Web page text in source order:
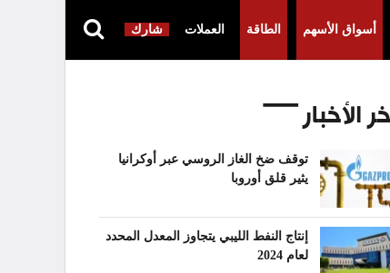
أسواق الأسهم الطاقة العملات شارك
الأخبار
توقف ضخ الغاز الروسي عبر أوكرانيا
يثير قلق أوروبا
إنتاج النفط الليبي يتجاوز المعدل المحدد
لعام 2024